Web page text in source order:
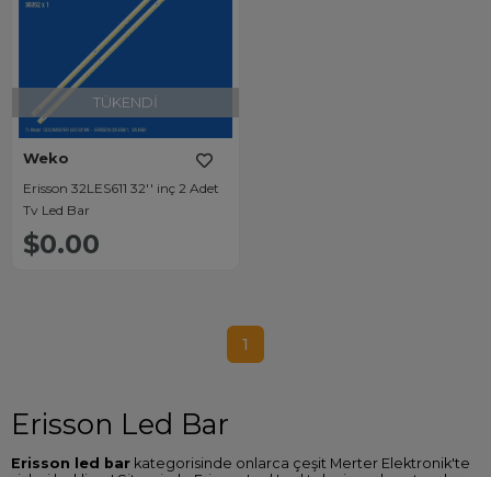
TÜKENDI
Weko
Erisson 32LES611 32'' inç 2 Adet
Tv Led Bar
$0.00
1
Erisson Led Bar
Erisson led bar kategorisinde onlarca çeşit Merter Elektronik'te